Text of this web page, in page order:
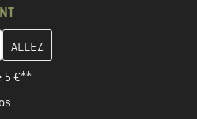
et créez votre compte client à la
5 €**